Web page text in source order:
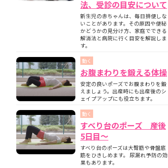
法、受診の目安について
新生児の赤ちゃんは、毎日排便しな
いことがあります。その原因や便秘
かどうかの見分け方、家庭でできる
解消法と病院に行く目安を解説しま
す。
動く
お腹まわりを鍛える体操
安定の良いポーズでお腹まわりを鍛
えましょう。出産時にも出産後のシ
ェイプアップにも役立ちます。
動く
すべり台のポーズ 産後
5日目〜
すべり台のポーズは大臀筋や骨盤底
筋をひきしめます。 尿漏れ予防の効
果もあります。